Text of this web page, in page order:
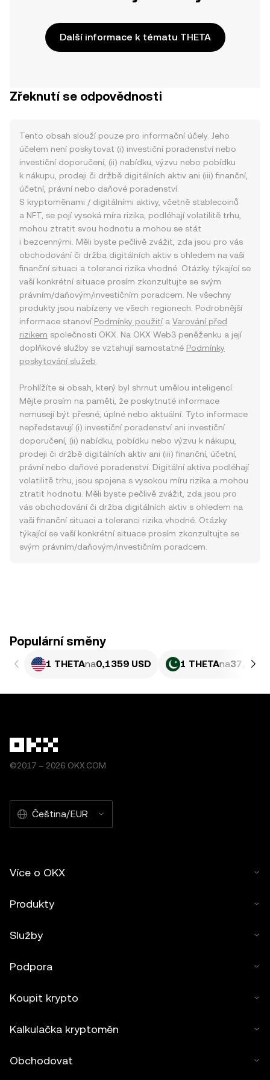
Další informace k tématu THETA
Zřeknutí se odpovědnosti
Tento obsah slouží pouze pro informační účely. Jeho
účelem není poskytovat (i) investiční poradenství nebo
investiční doporučení, (ii) nabídku, výzvu nebo pobídku
k nákupu, prodeji či držbě digitálních aktiv ani (iii) finanční,
účetní, právní nebo daňové poradenství.
S kryptoměnami / digitálními aktivy, včetně stablecoinů
a NFT, se pojí vysoká míra rizika, podléhají volatilitě trhu,
mohou ztratit svou hodnotu a mohou se stát
i bezcennými. Měli byste pečlivě zvážit, zda jsou pro vás
obchodování či držba digitálních aktiv s ohledem na vaši
finanční situaci a toleranci rizika vhodné. Otázky týkající se
vaší konkrétní situace prosím zkonzultujte se svým
právním/daňovým/investičním poradcem. Ne všechny
produkty jsou nabízeny ve všech regionech. Podrobnější
informace stanoví Podmínky použitía Varování před
rizikem společnosti OKX. Na OKX Web3 peněženku a její
doplňkové služby se vztahují samostatné Podmínky
poskytování služeb
Prohlížíte si obsah, který byl shrnut umělou inteligencí.
Mějte prosím na paměti, že poskytnuté informace
nemusejí být přesné, úplné nebo aktuální. Tyto informace
nepředstavují (i) investiční poradenství ani investiční
doporučení, (ii) nabídku, pobídku nebo výzvu k nákupu,
prodeji či držbě digitálních aktiv ani (iii) finanční, účetní,
právní nebo daňové poradenství. Digitální aktiva podléhají
volatilitě trhu, jsou spojena s vysokou míru rizika a mohou
ztratit hodnotu. Měli byste pečlivě zvážit, zda jsou pro
vás obchodování či držba digitálních aktiv s ohledem na
vaši finanční situaci a toleranci rizika vhodné. Otázky
týkající se vaší konkrétní situace prosím zkonzultujte se
svým právním/daňovým/investičním poradcem.
Populární směny
1 THETAna0,1359 USD 1 THETAna37,76
©2017 – 2026 OKX.COM
Čeština/EUR
Více o OKX
Produkty
Služby
Podpora
Koupit krypto
Kalkulačka kryptoměn
Obchodovat